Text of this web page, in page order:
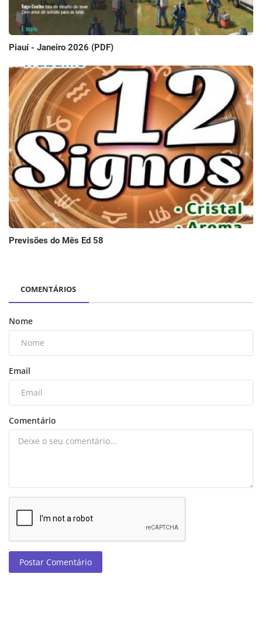
Piauí - Janeiro 2026 (PDF)
Previsões do Mês Ed 58
COMENTÁRIOS
Nome
Email
Comentário
Postar Comentário